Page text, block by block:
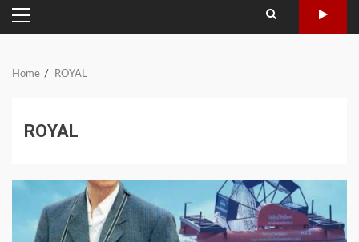
PRIMARY
MENU
Home ROYAL
ROYAL